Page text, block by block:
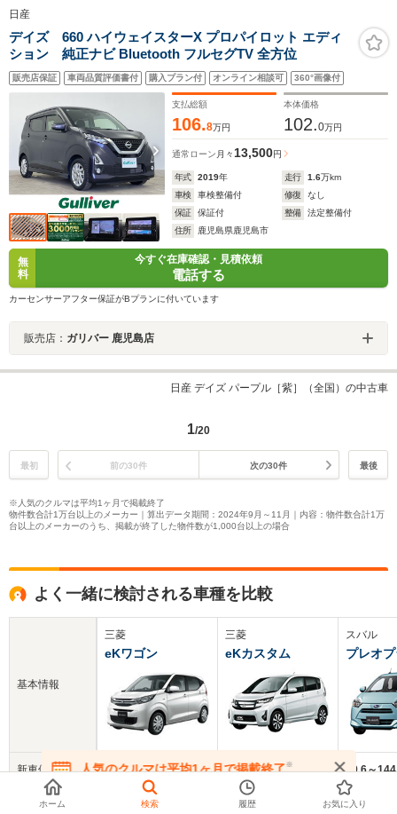
日産
デイズ 660 ハイウェイスターX プロパイロット エディ
ション 純正ナビ Bluetooth フルセグTV 全方位
販売店保証 車両品質評価書付 購入プラン付 オンライン相談可 360°画像付
支払総額
106.8万円
本体価格
102.0万円
通常ローン 月々13,500円
年式 2019年 走行 1.6万km
車検
車検整備付 修復
なし
保証
保証付 整備
法定整備付
住所
鹿児島県鹿児島市
無
料
今すぐ在庫確認・見積依頼
電話する
カーセンサーアフター保証がBプランに付いています
販売店： ガリバー 鹿児島店
日産 デイズ パープル［紫］（全国）の中古車
1/20
最初 前の30件 次の30件 最後
※人気のクルマは平均1ヶ月で掲載終了
物件数合計1万台以上のメーカー｜算出データ期間：2024年9月～11月｜内容：物件数合計1万
台以上のメーカーのうち、掲載が終了した物件数が1,000台以上の場合
よく一緒に検討される車種を比較
基本情報
新車価格
中古車
三菱
eKワゴン
129.6～168.3万円
三菱
eKカスタム
126.9～181.7万円
スバル
プレオ
89.6～
人気のクルマは平均1ヶ月で掲載終了※
在庫が無くなる前にお問い合わせください
ホーム 検索 履歴 お気に入り